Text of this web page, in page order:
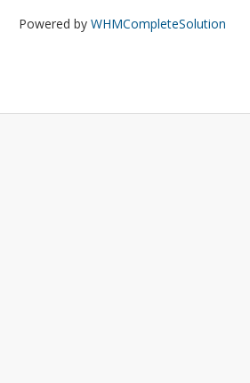
Powered by WHMCompleteSolution